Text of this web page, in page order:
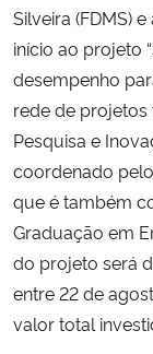
Ministério do Turismo
Ministério do
Controladoria-Geral da
Ministério da Mulher,
Secretaria de Governo
Silveira (FDMS)
início ao projeto
desempenho
rede de projetos
Pesquisa e
coordenado
que é também
Graduação em
do projeto será
entre 22 de
valor total